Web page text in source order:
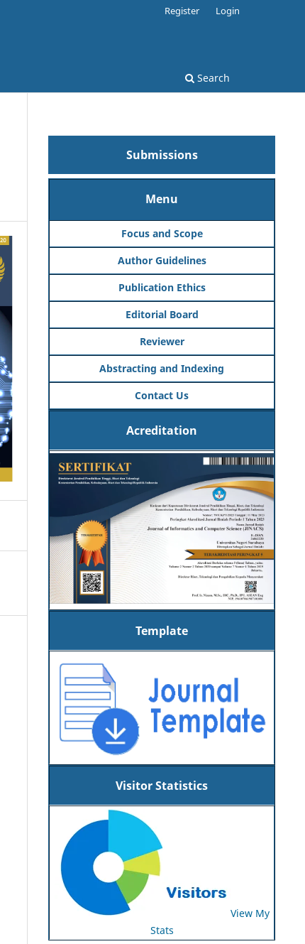
Search
Register Login
Submissions
Menu
Focus and Scope
Author Guidelines
Publication Ethics
Editorial Board
Reviewer
Abstracting and Indexing
Contact Us
Acreditation
Template
Visitor Statistics
View My
Stats